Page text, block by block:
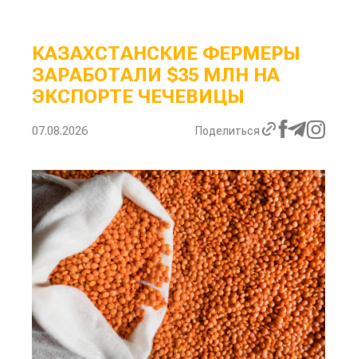
КАЗАХСТАНСКИЕ ФЕРМЕРЫ
ЗАРАБОТАЛИ $35 МЛН НА
ЭКСПОРТЕ ЧЕЧЕВИЦЫ
07.08.2026 Поделиться